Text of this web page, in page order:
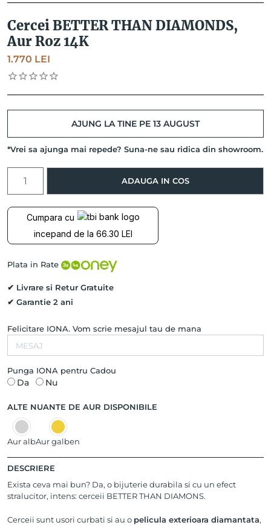
Cercei BETTER THAN DIAMONDS,
Aur Roz 14K
1.770 LEI
AJUNG LA TINE PE 13 AUGUST
*Vrei sa ajunga mai repede? Suna-ne sau ridica din showroom.
Cercei
BETTER
THAN
DIAMONDS,
14K
ADAUGA IN COS
Cumpara cu
incepand de la 66.30 LEI
Plata in Rate
✔ Livrare si Retur Gratuite
✔ Garantie 2 ani
Felicitare IONA. Vom scrie mesajul tau de mana
Punga IONA pentru Cadou
Da Nu
ALTE NUANTE DE AUR DISPONIBILE
Aur albAur galben
DESCRIERE
Exista ceva mai bun? Da, o bijuterie durabila si cu un efect
stralucitor, intens: cerceii BETTER THAN DIAMONS.
Cerceii sunt usori curbati si au o pelicula exterioara diamantata,